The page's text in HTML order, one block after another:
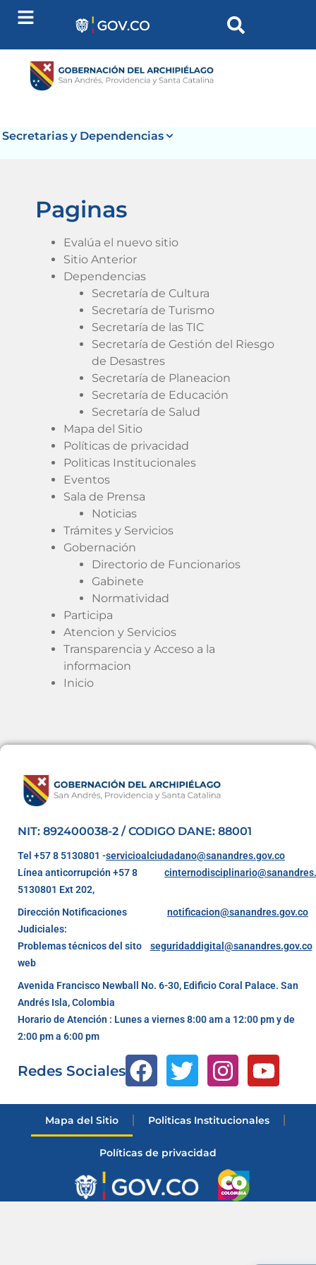
Secretarias y Dependencias
Paginas
Evalúa el nuevo sitio
Sitio Anterior
Dependencias
Secretaría de Cultura
Secretaría de Turismo
Secretaría de las TIC
Secretaría de Gestión del Riesgo
de Desastres
Secretaría de Planeacion
Secretaría de Educación
Secretaría de Salud
Mapa del Sitio
Políticas de privacidad
Politicas Institucionales
Eventos
Sala de Prensa
Noticias
Trámites y Servicios
Gobernación
Directorio de Funcionarios
Gabinete
Normatividad
Participa
Atencion y Servicios
Transparencia y Acceso a la
informacion
Inicio
NIT: 892400038-2 / CODIGO DANE: 88001
Tel +57 8 5130801 -servicioalciudadano@sanandres.gov.co
Línea anticorrupción +57 8
5130801 Ext 202,
Dirección Notificaciones
Judiciales:
notificacion@sanandres.gov.co
Problemas técnicos del sito
web
seguridaddigital@sanandres.gov.co
Avenida Francisco Newball No. 6-30, Edificio Coral Palace. San
Andrés Isla, Colombia
Horario de Atención : Lunes a viernes 8:00 am a 12:00 pm y de
2:00 pm a 6:00 pm
Redes Sociales
Mapa del Sitio Politicas Institucionales
Políticas de privacidad